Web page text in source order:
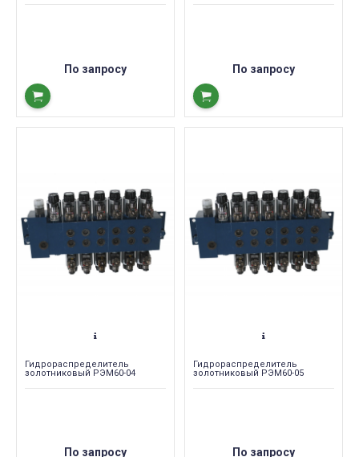
По запросу По запросу
Гидрораспределитель
золотниковый РЭМ60-04
По запросу
Гидрораспределитель
золотниковый РЭМ60-05
По запросу